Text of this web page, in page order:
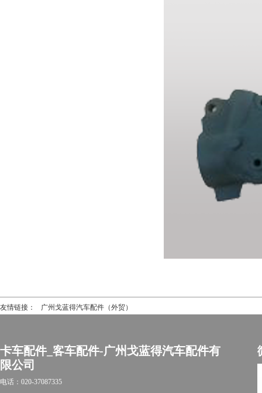
友情链接： 广州戈蓝得汽车配件（外贸）
卡车配件_客车配件-广州戈蓝得汽车配件有
限公司
电话：020-37087335